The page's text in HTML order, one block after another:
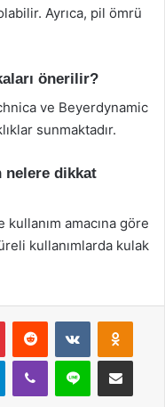
Ayrıca, pil ömrü
önerilir?
ve Beyerdynamic
sunmaktadır.
nelere dikkat
amacına göre
kullanımlarda kulak
PinterestReddit VKontakte
TelegramViber Line E-Posta ile